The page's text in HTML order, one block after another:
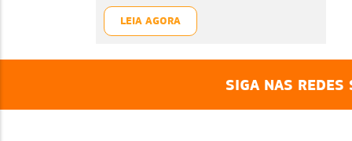
LEIA AGORA
SIGA NAS REDES